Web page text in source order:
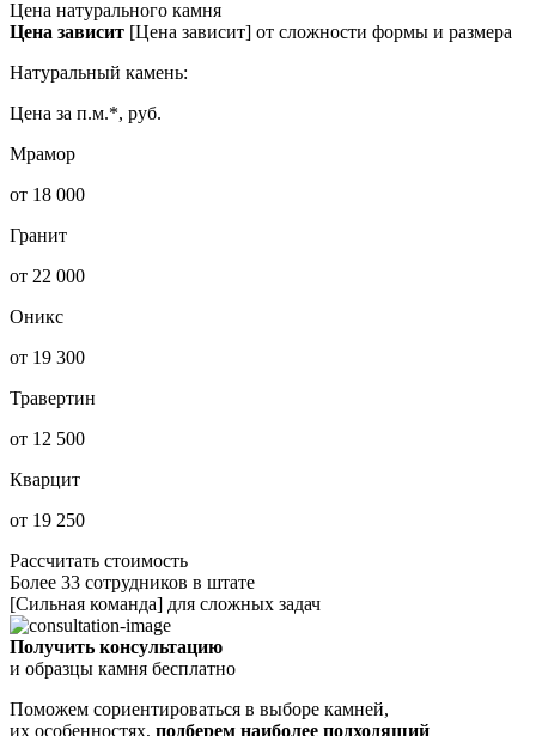
Цена натурального камня
Цена зависит [Цена зависит] от сложности формы и размера
Натуральный камень:
Цена за п.м.*, руб.
Мрамор
от 18 000
Гранит
от 22 000
Оникс
от 19 300
Травертин
от 12 500
Кварцит
от 19 250
Рассчитать стоимость
Более 33 сотрудников в штате
[Сильная команда] для сложных задач
Получить консультацию
и образцы камня бесплатно
Поможем сориентироваться в выборе камней,
их особенностях, подберем наиболее подходящий